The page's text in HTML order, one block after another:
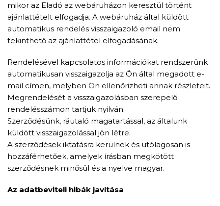
mikor az Eladó az webáruházon keresztül történt
ajánlattételt elfogadja. A webáruház által küldött
automatikus rendelés visszaigazoló email nem
tekinthető az ajánlattétel elfogadásának.
Rendelésével kapcsolatos információkat rendszerünk
automatikusan visszaigazolja az Ön által megadott e-
mail címen, melyben Ön ellenőrizheti annak részleteit.
Megrendelését a visszaigazolásban szerepelő
rendelésszámon tartjuk nyilván.
Szerződésünk, ráutaló magatartással, az általunk
küldött visszaigazolással jön létre.
A szerződések iktatásra kerülnek és utólagosan is
hozzáférhetőek, amelyek írásban megkötött
szerződésnek minősül és a nyelve magyar.
Az adatbeviteli hibák javítása